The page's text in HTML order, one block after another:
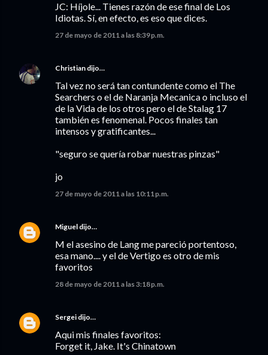
JC: Híjole... Tienes razón de ese final de Los
Idiotas. Sí, en efecto, es eso que dices.
27 de mayo de 2011 a las 8:39 p.m.
Christian dijo…
Tal vez no será tan contundente como el The
Searchers o el de Naranja Mecanica o incluso el
de la Vida de los otros pero el de Stalag 17
también es fenomenal. Pocos finales tan
intensos y gratificantes...
"seguro se quería robar nuestras pinzas"
jo
27 de mayo de 2011 a las 10:11 p.m.
Miguel dijo…
M el asesino de Lang me pareció portentoso,
esa mano.... y el de Vertigo es otro de mis
favoritos
28 de mayo de 2011 a las 3:18 p.m.
Sergei dijo…
Aqui mis finales favoritos:
Forget it, Jake. It's Chinatown